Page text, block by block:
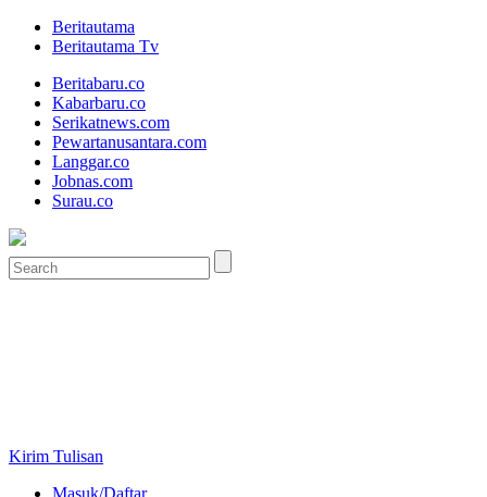
Beritautama
Beritautama Tv
Beritabaru.co
Kabarbaru.co
Serikatnews.com
Pewartanusantara.com
Langgar.co
Jobnas.com
Surau.co
Kirim Tulisan
Masuk/Daftar